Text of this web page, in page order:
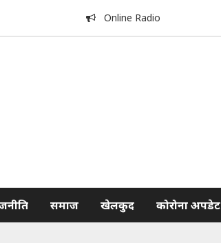
Online Radio
समाज खेलकुद कोरोना अपडेट